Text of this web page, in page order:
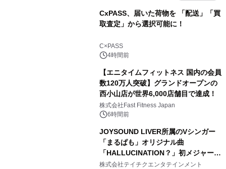
CxPASS、届いた荷物を 「配送」「買
取査定」から選択可能に！
C×PASS
4時間前
【エニタイムフィットネス 国内の会員
数120万人突破】グランドオープンの
西小山店が世界6,000店舗目で達成！
株式会社Fast Fitness Japan
6時間前
JOYSOUND LIVER所属のVシンガー
「まるぱも」オリジナル曲
「HALLUCINATION？」初メジャー配
信リリース決定！
株式会社テイチクエンタテインメント